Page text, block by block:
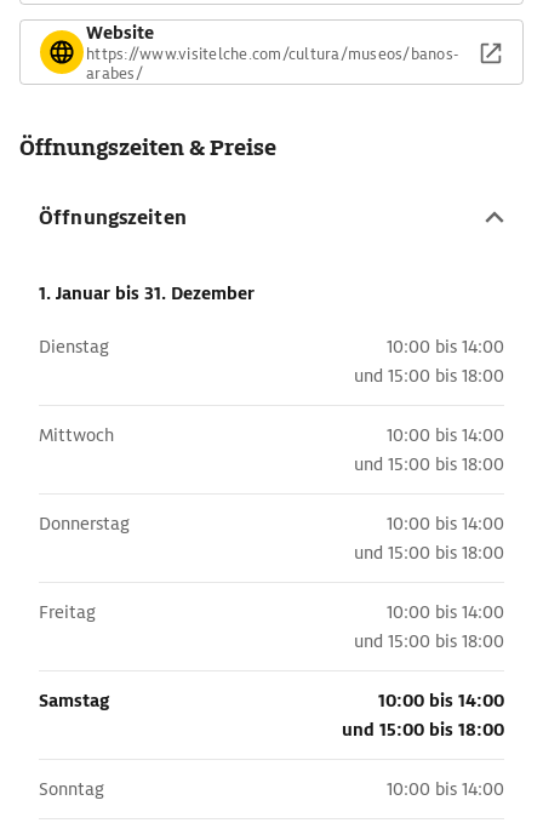
Website
https://www.visitelche.com/cultura/museos/banos-
arabes/
Öffnungszeiten & Preise
Öffnungszeiten
1. Januar bis 31. Dezember
Dienstag
10:00 bis 14:00
und 15:00 bis 18:00
Mittwoch
10:00 bis 14:00
und 15:00 bis 18:00
Donnerstag
10:00 bis 14:00
und 15:00 bis 18:00
Freitag
10:00 bis 14:00
und 15:00 bis 18:00
Samstag
10:00 bis 14:00
und 15:00 bis 18:00
Sonntag 10:00 bis 14:00